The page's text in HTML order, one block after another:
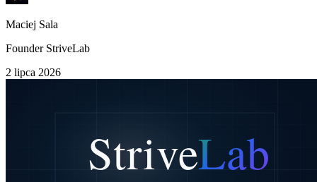
Maciej Sala
Founder StriveLab
2 lipca 2026